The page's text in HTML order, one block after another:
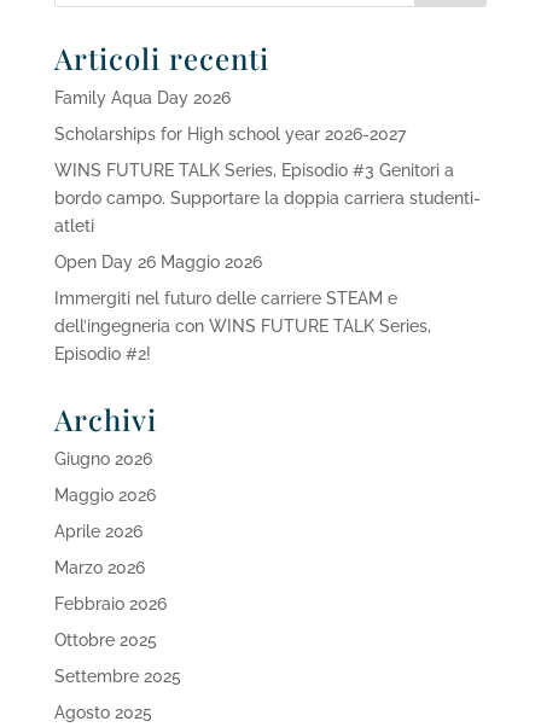
Articoli recenti
Family Aqua Day 2026
Scholarships for High school year 2026-2027
WINS FUTURE TALK Series, Episodio #3 Genitori a
bordo campo. Supportare la doppia carriera studenti-
atleti
Open Day 26 Maggio 2026
Immergiti nel futuro delle carriere STEAM e
dell’ingegneria con WINS FUTURE TALK Series,
Episodio #2!
Archivi
Giugno 2026
Maggio 2026
Aprile 2026
Marzo 2026
Febbraio 2026
Ottobre 2025
Settembre 2025
Agosto 2025